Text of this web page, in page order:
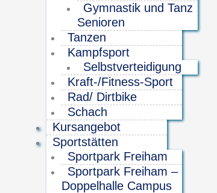
Gymnastik und Tanz
Senioren
Tanzen
Kampfsport
Selbstverteidigung
Kraft-/Fitness-Sport
Rad/ Dirtbike
Schach
Kursangebot
Sportstätten
Sportpark Freiham
Sportpark Freiham –
Doppelhalle Campus